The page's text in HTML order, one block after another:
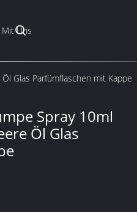
Uns
Glas Parfümflaschen mit Kappe
Spray 10ml
Öl Glas